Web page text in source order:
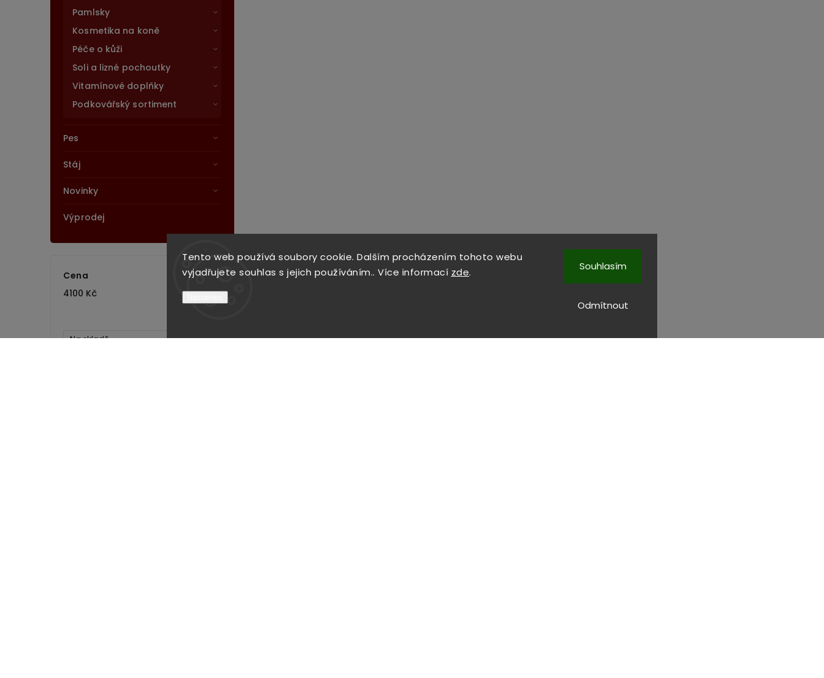
Tento web používá soubory cookie. Dalším procházením tohoto webu
vyjadřujete souhlas s jejich používáním.. Více informací zde.
Odmítnout
Souhlasím
Pamlsky
Kosmetika na koně
Péče o kůži
Soli a lizné pochoutky
Vitamínové doplňky
Podkovářský sortiment
Pes
Stáj
Novinky
Výprodej
Cena
4100 Kč 4101Kč
Na skladě 1